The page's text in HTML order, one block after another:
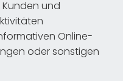
und
Online-
oder sonstigen